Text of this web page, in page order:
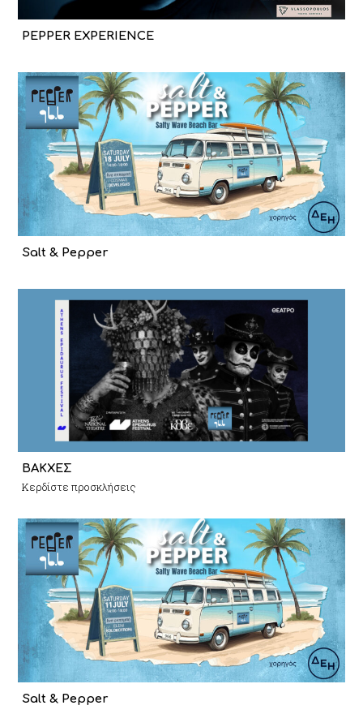
PEPPER EXPERIENCE
Salt & Pepper
ΒΑΚΧΕΣ
Κερδίστε προσκλήσεις
Salt & Pepper